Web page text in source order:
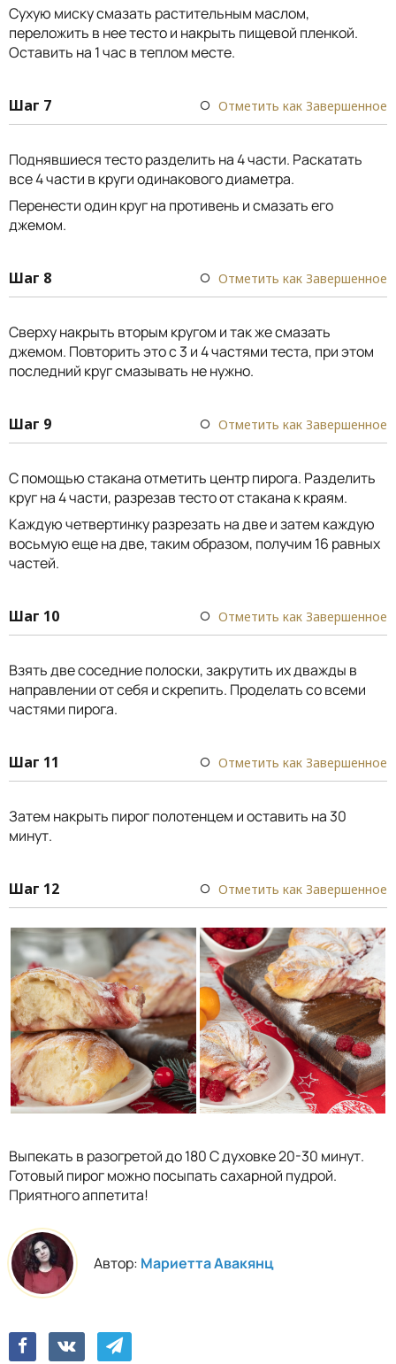
Сухую миску смазать растительным маслом,
переложить в нее тесто и накрыть пищевой пленкой.
Оставить на 1 час в теплом месте.
Шаг 7 Отметить как Завершенное
Поднявшиеся тесто разделить на 4 части. Раскатать
все 4 части в круги одинакового диаметра.
Перенести один круг на противень и смазать его
джемом.
Шаг 8 Отметить как Завершенное
Сверху накрыть вторым кругом и так же смазать
джемом. Повторить это с 3 и 4 частями теста, при этом
последний круг смазывать не нужно.
Шаг 9 Отметить как Завершенное
С помощью стакана отметить центр пирога. Разделить
круг на 4 части, разрезав тесто от стакана к краям.
Каждую четвертинку разрезать на две и затем каждую
восьмую еще на две, таким образом, получим 16 равных
частей.
Шаг 10 Отметить как Завершенное
Взять две соседние полоски, закрутить их дважды в
направлении от себя и скрепить. Проделать со всеми
частями пирога.
Шаг 11 Отметить как Завершенное
Затем накрыть пирог полотенцем и оставить на 30
минут.
Шаг 12 Отметить как Завершенное
Выпекать в разогретой до 180 С духовке 20-30 минут.
Готовый пирог можно посыпать сахарной пудрой.
Приятного аппетита!
Автор: Мариетта Авакянц